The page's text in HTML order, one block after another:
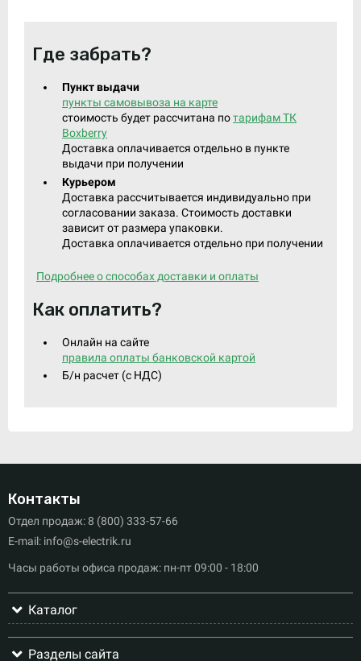
Где забрать?
Пункт выдачи
пункты самовывоза на карте
стоимость будет рассчитана потарифам ТК
Boxberry
Доставка оплачивается отдельно в пункте
выдачи при получении
Курьером
Доставка рассчитывается индивидуально при
согласовании заказа. Стоимость доставки
зависит от размера упаковки.
Доставка оплачивается отдельно при получении
Подробнее о способах доставки и оплаты
Как оплатить?
Онлайн на сайте
правила оплаты банковской картой
Б/н расчет (c НДС)
Контакты
Отдел продаж: 8 (800) 333-57-66
E-mail: info@s-electrik.ru
Часы работы офиса продаж: пн-пт 09:00 - 18:00
Каталог
Разделы сайта